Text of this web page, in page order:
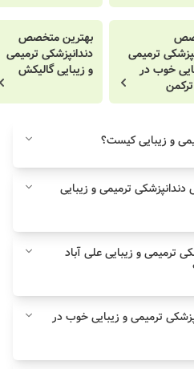
ترمیمی
خوب در
بهترین متخصص
دندانپزشکی ترمیمی
و زیبایی گالیکش
و زیبایی کیست؟
ترمیمی و زیبایی
ترمیمی و زیبایی علی آباد
ترمیمی و زیبایی خوب در